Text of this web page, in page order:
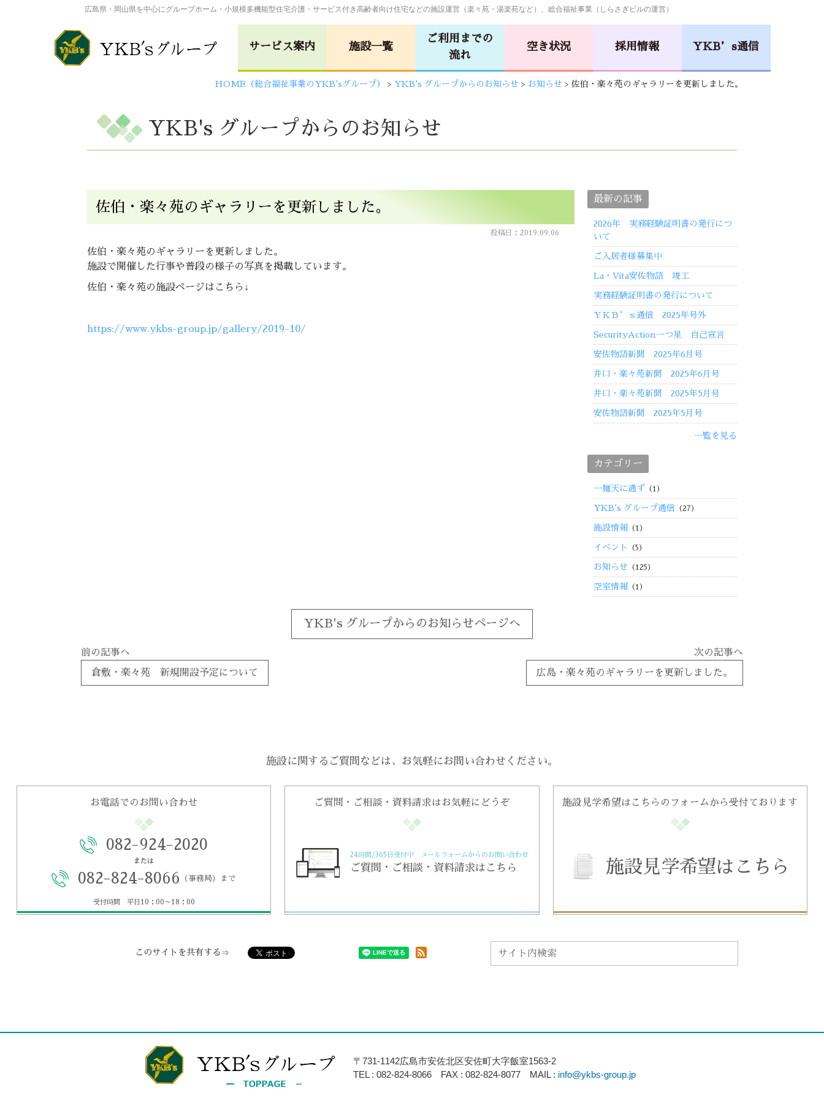
広島県・岡山県を中心にグループホーム・小規模多機能型住宅介護・サービス付き高齢者向け住宅などの施設運営（楽々苑・湯楽苑など）、総合福祉事業（しらさぎビルの運営）
サービス案内
総合福祉事業
施設一覧
広島･楽々苑 倉敷･楽々苑
(佐伯･楽々苑/
イーグレット)
高田･楽々苑 三次･楽々苑 令和の杜 令和の森
保育園
ASA･楽々苑
La・Vita
安佐物語
ご利用までの
流れ
空き状況 採用情報 YKB’s通信
HOME（総合福祉事業のYKB'sグループ） > YKB's グループからのお知らせ > お知らせ > 佐伯・楽々苑のギャラリーを更新しました。
YKB's グループからのお知らせ
佐伯・楽々苑のギャラリーを更新しました。
投稿日：2019.09.06
佐伯・楽々苑のギャラリーを更新しました。
施設で開催した行事や普段の様子の写真を掲載しています。
佐伯・楽々苑の施設ページはこちら↓
https://www.ykbs-group.jp/gallery/2019-10/
最新の記事
2026年 実務経験証明書の発行につ
いて
ご入居者様募集中
La・Vita安佐物語 竣工
実務経験証明書の発行について
ＹＫＢ’ｓ通信 2025年号外
SecurityAction一つ星 自己宣言
安佐物語新聞 2025年6月号
井口・楽々苑新聞 2025年6月号
井口・楽々苑新聞 2025年5月号
安佐物語新聞 2025年5月号
一覧を見る
カテゴリー
一麺天に通ず （1）
YKB's グループ通信 （27）
施設情報 （1）
イベント （5）
お知らせ （125）
空室情報 （1）
YKB's グループからのお知らせページへ
前の記事へ
倉敷・楽々苑 新規開設予定について
次の記事へ
広島・楽々苑のギャラリーを更新しました。
施設に関するご質問などは、 お気軽にお問い合わせください。
お電話でのお問い合わせ
082-924-2020
または
082-824-8066 （事務局）まで
受付時間 平日10：00～18：00
ご質問・ご相談・資料請求はお気軽にどうぞ
24時間/365日受付中 メールフォームからのお問い合わせ
ご質問・ご相談・資料請求はこちら
施設見学希望はこちらのフォームから受付ております
施設見学希望はこちら
このサイトを共有する
〒731-1142広島市安佐北区安佐町大字飯室1563-2
TEL : 082-824-8066 FAX : 082-824-8077 MAIL : info@ykbs-group.jp